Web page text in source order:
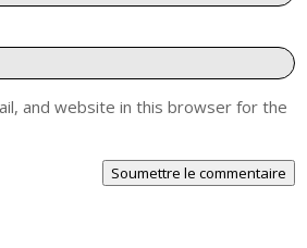
and website in this browser for the
Soumettre le commentaire